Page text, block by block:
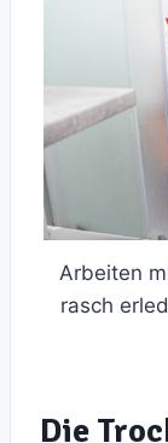
Arbeiten
rasch
Die